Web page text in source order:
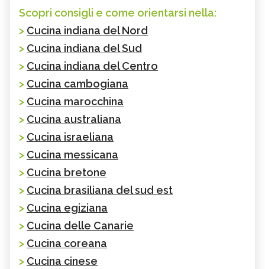
Scopri consigli e come orientarsi nella:
> Cucina indiana del Nord
> Cucina indiana del Sud
> Cucina indiana del Centro
> Cucina cambogiana
> Cucina marocchina
> Cucina australiana
> Cucina israeliana
> Cucina messicana
> Cucina bretone
> Cucina brasiliana del sud est
> Cucina egiziana
> Cucina delle Canarie
> Cucina coreana
> Cucina cinese